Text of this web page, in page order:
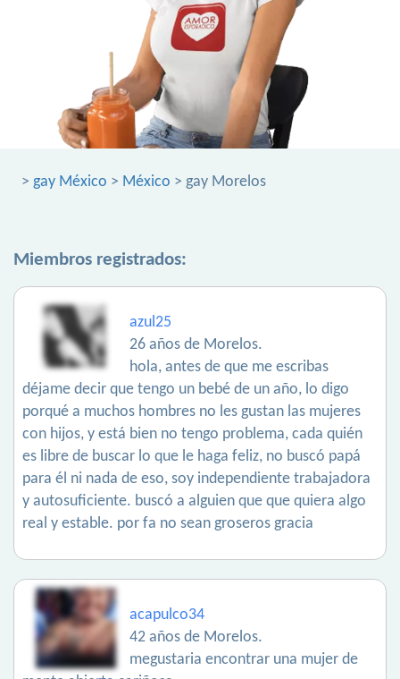
> gay México > México > gay Morelos
Miembros registrados:
azul25
26 años de Morelos.
hola, antes de que me escribas
déjame decir que tengo un bebé de un año, lo digo
porqué a muchos hombres no les gustan las mujeres
con hijos, y está bien no tengo problema, cada quién
es libre de buscar lo que le haga feliz, no buscó papá
para él ni nada de eso, soy independiente trabajadora
y autosuficiente. buscó a alguien que que quiera algo
real y estable. por fa no sean groseros gracia
acapulco34
42 años de Morelos.
megustaria encontrar una mujer de